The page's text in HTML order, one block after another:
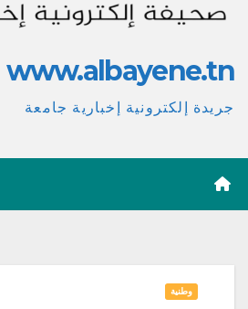
www.albayene.tn
جريدة إلكترونية إخبارية جامعة
وطنية